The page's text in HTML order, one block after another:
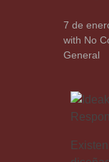
7 de
with No
General